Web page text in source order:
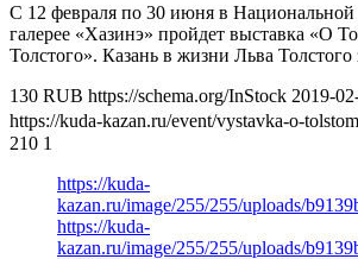
С 12 февраля по 30 июня в Национальной
галерее «Хазинэ» пройдет выставка «О
Толстого». Казань в жизни Льва
130 RUB https://schema.org/InStock 2019-
https://kuda-kazan.ru/event/vystavka-o-
210 1
https://kuda-
kazan.ru/image/255/255/uploads/
https://kuda-
kazan.ru/image/255/255/uploads/